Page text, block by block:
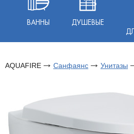
ВАННЫ ДУШЕВЫЕ
AQUAFIRE Санфаянс Унитазы